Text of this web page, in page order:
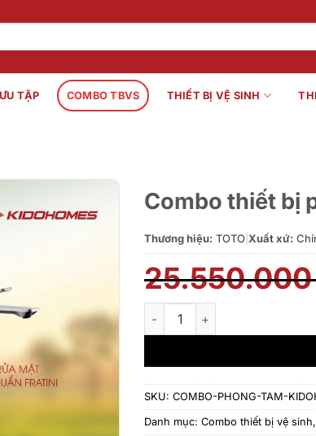
TẬP COMBO TBVS THIẾT BỊ VỆ SINH
Combo thiết bị
Thương hiệu: TOTO Xuất xứ:
Combo thiết bị phòng tắm
SKU: COMBO-PHONG-TAM-
Danh mục: Combo thiết bị vệ sinh,